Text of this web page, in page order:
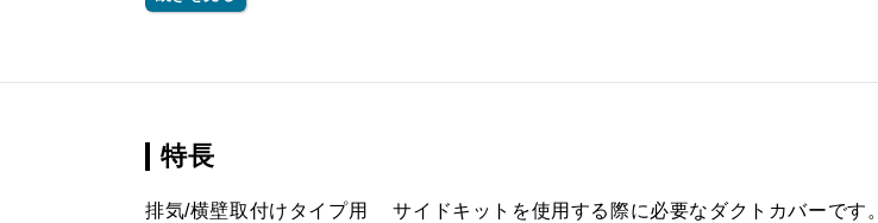
特長
排気/横壁取付けタイプ用 サイドキットを使用する際に必要なダクトカバーです。